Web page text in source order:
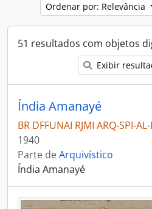
Ordenar por: Relevância
51 resultados com objetos
Exibir
Índia Amanayé
BR DFFUNAI RJMI ARQ-SPI-
1940
Parte deArquivístico
Índia Amanayé